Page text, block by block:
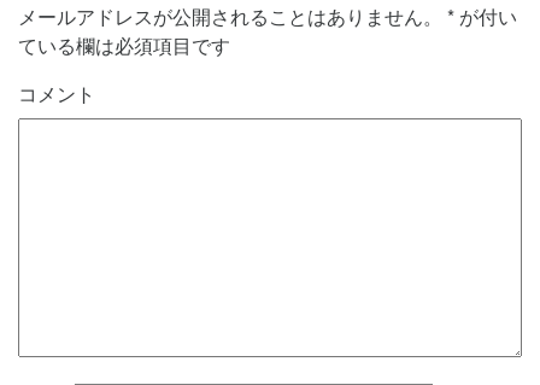
メールアドレスが公開されることはありません。 * が付い
ている欄は必須項目です
コメント